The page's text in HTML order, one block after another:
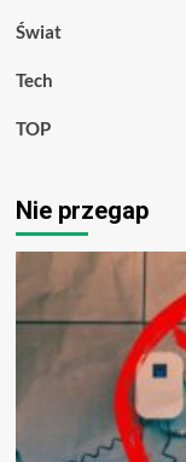
Świat
Tech
TOP
Nie przegap